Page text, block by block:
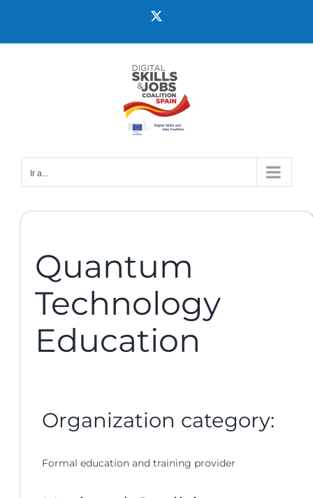
Ir a...
Quantum
Technology
Education
Organization category:
Formal education and training provider